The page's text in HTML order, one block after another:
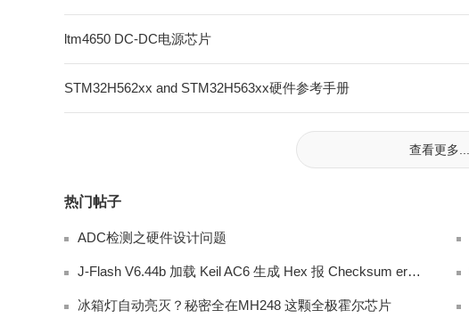
ltm4650 DC-DC电源芯片
STM32H562xx and STM32H563xx硬件参考手册
查看更多...
热门帖子
ADC检测之硬件设计问题
J-Flash V6.44b 加载 Keil AC6 生成 Hex 报 Checksum error
冰箱灯自动亮灭？秘密全在MH248 这颗全极霍尔芯片